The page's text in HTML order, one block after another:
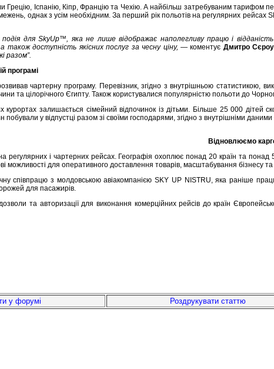
Іспанію, Кіпр, Францію та Чехію. А найбільш затребуваним тарифом
однак з усім необхідним. За перший рік польотів на регулярних рейсах
для SkyUp™, яка не лише відображає наполегливу працю і
також доступність якісних послуг за чесну ціну, — коментує Дмитро
разом”.
програмі
чартерну програму. Перевізник, згідно з внутрішньою статистикою,
та цілорічного Єгипту. Також користувалися популярністю польоти до
курортах залишається сімейний відпочинок із дітьми. Більше 25 000
у відпустці разом зі своїми господарями, згідно з внутрішніми
Відновлюємо
і чартерних рейсах. Географія охоплює понад 20 країн та
можливості для оперативного доставлення товарів, масштабування бізнесу
співпрацю з молдовською авіакомпанією SKY UP NISTRU, яка раніше
для пасажирів.
та авторизації для виконання комерційних рейсів до країн
у форумі Роздрукувати статтю